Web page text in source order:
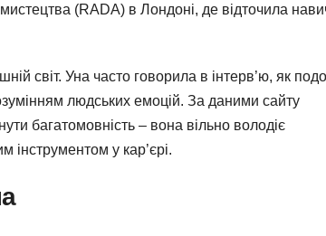
(RADA) в Лондоні, де відточила
світ. Уна часто говорила в інтерв’ю, як
людських емоцій. За даними сайту
багатомовність – вона вільно володіє
інструментом у кар’єрі.